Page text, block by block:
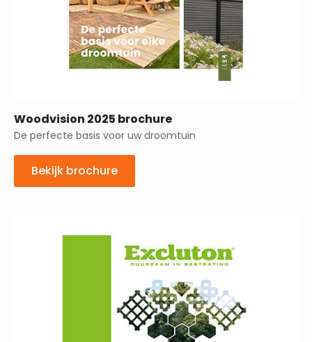
Woodvision 2025 brochure
De perfecte basis voor uw droomtuin
Bekijk brochure